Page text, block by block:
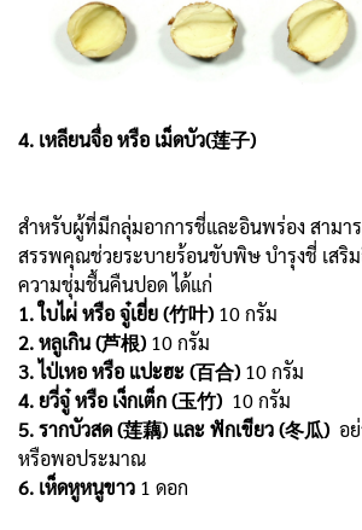
4. เหลียนจื่อ หรือ เม็ดบัว(莲子)
สำหรับผู้ที่มีกลุ่มอาการชี่และอินพร่อง สามา
สรรพคุณช่วยระบายร้อนขับพิษ บำรุงชี่ เสริม
ความชุ่มชื้นคืนปอด ได้แก่
1. ใบไผ่ หรือ จู๋เยี่ย (竹叶) 10 กรัม
2. หลูเกิน (芦根) 10 กรัม
3. ไป่เหอ หรือ แปะฮะ (百合) 10 กรัม
4. ยวี่จู๋ หรือ เง็กเต็ก (玉竹) 10 กรัม
5. รากบัวสด (莲藕) และ ฟักเขียว (冬瓜) อ
หรือพอประมาณ
6. เห็ดหูหนูขาว 1 ดอก